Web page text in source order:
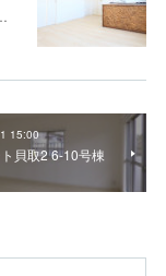
15:00
貝取2 6-10号棟